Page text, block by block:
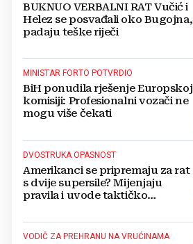
BUKNUO VERBALNI RAT Vučić i
Helez se posvađali oko Bugojna,
padaju teške riječi
MINISTAR FORTO POTVRDIO
BiH ponudila rješenje Europskoj
komisiji: Profesionalni vozači ne
mogu više čekati
DVOSTRUKA OPASNOST
Amerikanci se pripremaju za rat
s dvije supersile? Mijenjaju
pravila i uvode taktičko
VODIČ ZA PREHRANU NA VRUĆINAMA